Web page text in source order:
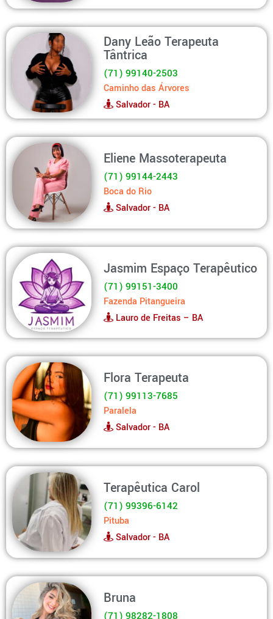
Dany Leão Terapeuta
Tântrica
(71) 99140-2503
Caminho das Árvores
Salvador - BA
Eliene Massoterapeuta
(71) 99144-2443
Boca do Rio
Salvador - BA
Jasmim Espaço Terapêutico
(71) 99151-3400
Fazenda Pitangueira
Lauro de Freitas – BA
Flora Terapeuta
(71) 99113-7685
Paralela
Salvador - BA
Terapêutica Carol
(71) 99396-6142
Pituba
Salvador - BA
Bruna
(71) 98282-1808